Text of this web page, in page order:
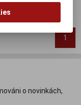
1
o novinkách,